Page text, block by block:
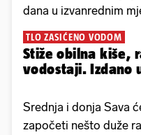
dana u izvanrednim
TLO ZASIĆENO VODOM
Stiže obilna kiše,
vodostaji. Izdano
Srednja i donja Sava
započeti nešto duže